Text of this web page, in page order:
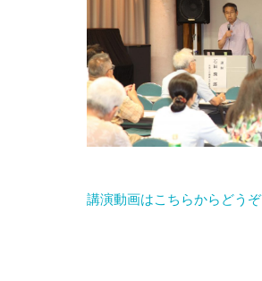
講演動画はこちらからどうぞ